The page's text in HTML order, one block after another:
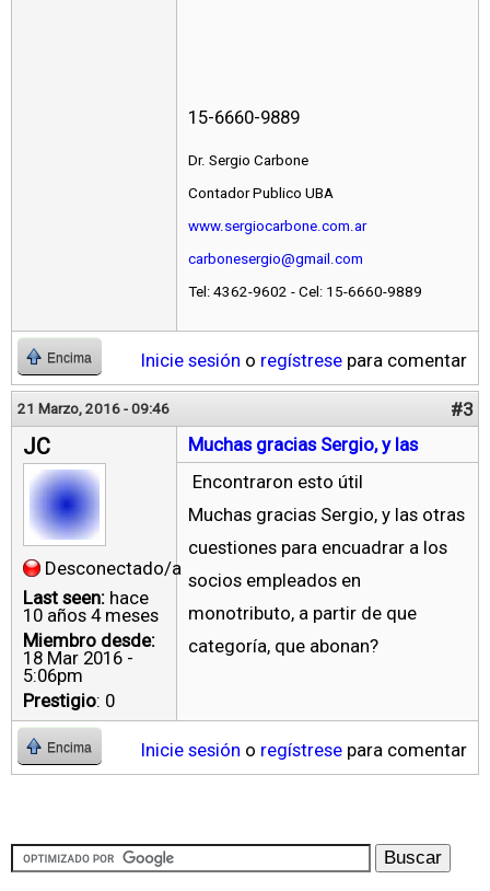
15-6660-9889
Dr. Sergio Carbone
Contador Publico UBA
www.sergiocarbone.com.ar
carbonesergio@gmail.com
Tel: 4362-9602 - Cel: 15-6660-9889
Encima Inicie sesión o regístrese para comentar
21 Marzo, 2016 - 09:46 #3
JC
Desconectado/a
Last seen: hace
10 años 4 meses
Miembro desde:
18 Mar 2016 -
5:06pm
Prestigio: 0
Muchas gracias Sergio, y las
Encontraron esto útil
Muchas gracias Sergio, y las otras
cuestiones para encuadrar a los
socios empleados en
monotributo, a partir de que
categoría, que abonan?
Encima Inicie sesión o regístrese para comentar